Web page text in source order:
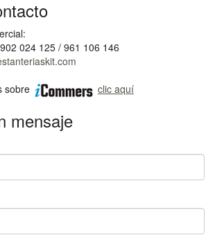
024 125 / 961 106 146
sobre
clic aquí
mensaje